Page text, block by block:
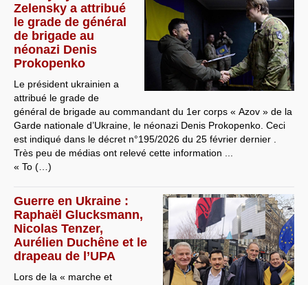
Zelensky a attribué
le grade de général
de brigade au
néonazi Denis
Prokopenko
Le président ukrainien a
attribué le grade de
général de brigade au commandant du 1er corps « Azov » de la
Garde nationale d’Ukraine, le néonazi Denis Prokopenko. Ceci
est indiqué dans le décret n°195/2026 du 25 février dernier .
Très peu de médias ont relevé cette information ...
« To (…)
Guerre en Ukraine :
Raphaël Glucksmann,
Nicolas Tenzer,
Aurélien Duchêne et le
drapeau de l’UPA
Lors de la « marche et